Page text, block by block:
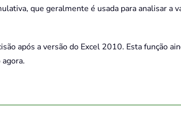
que geralmente é usada para analisar a
após a versão do Excel 2010. Esta função